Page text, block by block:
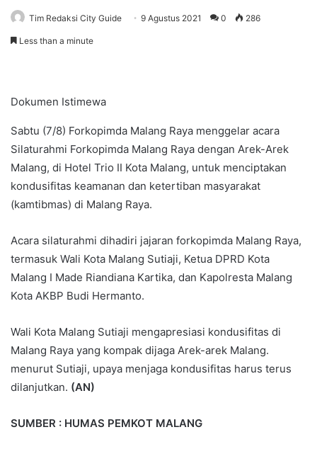
Tim Redaksi City Guide 9 Agustus 2021 0 286
Less than a minute
Dokumen Istimewa
Sabtu (7/8) Forkopimda Malang Raya menggelar acara
Silaturahmi Forkopimda Malang Raya dengan Arek-Arek
Malang, di Hotel Trio II Kota Malang, untuk menciptakan
kondusifitas keamanan dan ketertiban masyarakat
(kamtibmas) di Malang Raya.
Acara silaturahmi dihadiri jajaran forkopimda Malang Raya,
termasuk Wali Kota Malang Sutiaji, Ketua DPRD Kota
Malang I Made Riandiana Kartika, dan Kapolresta Malang
Kota AKBP Budi Hermanto.
Wali Kota Malang Sutiaji mengapresiasi kondusifitas di
Malang Raya yang kompak dijaga Arek-arek Malang.
menurut Sutiaji, upaya menjaga kondusifitas harus terus
dilanjutkan. (AN)
SUMBER : HUMAS PEMKOT MALANG